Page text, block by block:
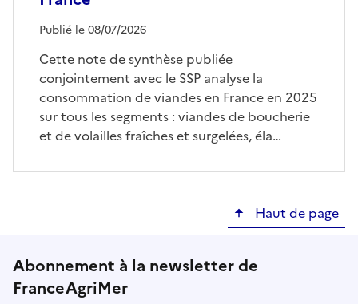
Publié le 08/07/2026
Cette note de synthèse publiée
conjointement avec le SSP analyse la
consommation de viandes en France en 2025
sur tous les segments : viandes de boucherie
et de volailles fraîches et surgelées, éla…
Haut de page
Abonnement à la newsletter de
FranceAgriMer